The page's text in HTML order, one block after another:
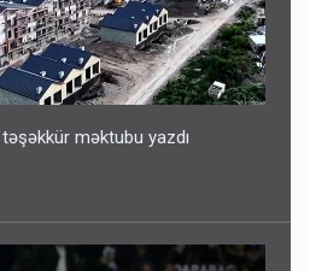
qaçdı
məktubu yazdı